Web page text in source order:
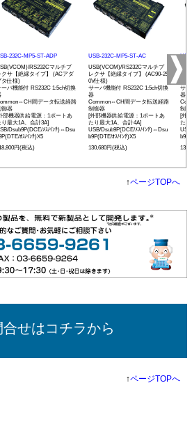
232C-MP5-ST-ADP
RS232Cマルチプ
クサ【絶縁タイプ】 (ACアダ
タ仕様)
ーバ機能付 RS232C 1:5ch切換
間データ転送経路
御器
部機器供給電源：1ポートあ
り最大1A、合計3A]
Dsub9P(DCE/ﾒｽ/ｲﾝﾁ)⇔Dsu
ｵｽ/ｲﾝﾁ)X5
円(税込)
USB-232C-MP5-ST-AC
USB(VCOM)/RS232Cマルチプ
レクサ【絶縁タイプ】 (AC90-25
0V仕様)
サーバ機能付 RS232C 1:5ch切換
器
Common⇔CH間データ転送経路
制御器
[外部機器供給電源：1ポートあ
たり最大1A、合計4A]
USB/Dsub9P(DCE/ﾒｽ/ｲﾝﾁ)⇔Dsu
b9P(DTE/ｵｽ/ｲﾝﾁ)X5
130,680円(税込)
レ
サ
器
制
[外
た
↑ページTOPへ
合せはコチラから
↑ページTOPへ